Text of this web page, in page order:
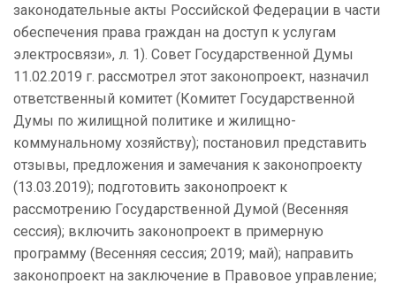
законодательные акты Российской Федерации в части
обеспечения права граждан на доступ к услугам
электросвязи», л. 1). Совет Государственной Думы
11.02.2019 г. рассмотрел этот законопроект, назначил
ответственный комитет (Комитет Государственной
Думы по жилищной политике и жилищно-
коммунальному хозяйству); постановил представить
отзывы, предложения и замечания к законопроекту
(13.03.2019); подготовить законопроект к
рассмотрению Государственной Думой (Весенняя
сессия); включить законопроект в примерную
программу (Весенняя сессия; 2019; май); направить
законопроект на заключение в Правовое управление;